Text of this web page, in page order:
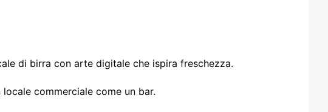
di birra con arte digitale che ispira freschezza.
commerciale come un bar.